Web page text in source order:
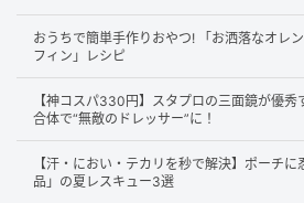
オトナミューズ ウェブ
青いボトルがお馴染みのボトル
おうちで簡単手作りおやつ! 「お洒落なオレ
フィン」レシピ
【神コスパ330円】スタプロの三面鏡が優秀
合体で“無敵のドレッサー”に！
【汗・におい・テカリを秒で解決】ポーチ
品」の夏レスキュー3選